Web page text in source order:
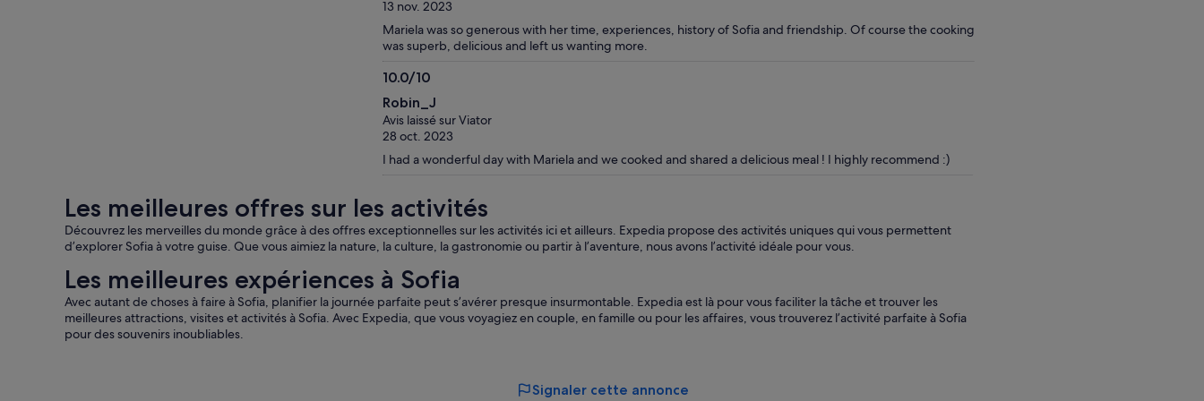
13 nov. 2023
Mariela was so generous with her time, experiences, history of Sofia and friendship. Of course the cooking
was superb, delicious and left us wanting more.
10.0/10
10.0
sur
10
Robin_J
Avis laissé sur Viator
28 oct. 2023
I had a wonderful day with Mariela and we cooked and shared a delicious meal ! I highly recommend :)
Les meilleures offres sur les activités
Découvrez les merveilles du monde grâce à des offres exceptionnelles sur les activités ici et ailleurs. Expedia propose des activités uniques qui vous permettent
d’explorer Sofia à votre guise. Que vous aimiez la nature, la culture, la gastronomie ou partir à l’aventure, nous avons l’activité idéale pour vous.
Les meilleures expériences à Sofia
Avec autant de choses à faire à Sofia, planifier la journée parfaite peut s’avérer presque insurmontable. Expedia est là pour vous faciliter la tâche et trouver les
meilleures attractions, visites et activités à Sofia. Avec Expedia, que vous voyagiez en couple, en famille ou pour les affaires, vous trouverez l’activité parfaite à Sofia
pour des souvenirs inoubliables.
Signaler cette annonce